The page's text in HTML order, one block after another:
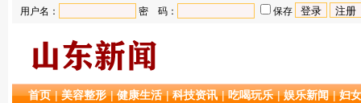
用户名： 密 码： 保存
首页 |美容整形 |健康生活 |科技资讯 |吃喝玩乐 |娱乐新闻 |妇